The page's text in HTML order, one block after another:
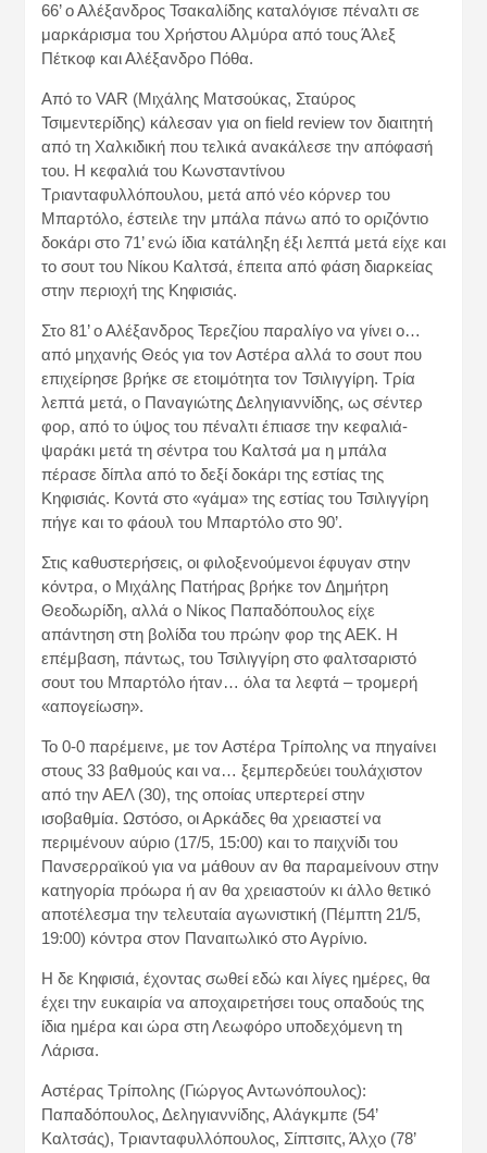
66’ ο Αλέξανδρος Τσακαλίδης καταλόγισε πέναλτι σε
μαρκάρισμα του Χρήστου Αλμύρα από τους Άλεξ
Πέτκοφ και Αλέξανδρο Πόθα.
Από το VAR (Μιχάλης Ματσούκας, Σταύρος
Τσιμεντερίδης) κάλεσαν για on field review τον διαιτητή
από τη Χαλκιδική που τελικά ανακάλεσε την απόφασή
του. Η κεφαλιά του Κωνσταντίνου
Τριανταφυλλόπουλου, μετά από νέο κόρνερ του
Μπαρτόλο, έστειλε την μπάλα πάνω από το οριζόντιο
δοκάρι στο 71’ ενώ ίδια κατάληξη έξι λεπτά μετά είχε και
το σουτ του Νίκου Καλτσά, έπειτα από φάση διαρκείας
στην περιοχή της Κηφισιάς.
Στο 81’ ο Αλέξανδρος Τερεζίου παραλίγο να γίνει ο…
από μηχανής Θεός για τον Αστέρα αλλά το σουτ που
επιχείρησε βρήκε σε ετοιμότητα τον Τσιλιγγίρη. Τρία
λεπτά μετά, ο Παναγιώτης Δεληγιαννίδης, ως σέντερ
φορ, από το ύψος του πέναλτι έπιασε την κεφαλιά-
ψαράκι μετά τη σέντρα του Καλτσά μα η μπάλα
πέρασε δίπλα από το δεξί δοκάρι της εστίας της
Κηφισιάς. Κοντά στο «γάμα» της εστίας του Τσιλιγγίρη
πήγε και το φάουλ του Μπαρτόλο στο 90’.
Στις καθυστερήσεις, οι φιλοξενούμενοι έφυγαν στην
κόντρα, ο Μιχάλης Πατήρας βρήκε τον Δημήτρη
Θεοδωρίδη, αλλά ο Νίκος Παπαδόπουλος είχε
απάντηση στη βολίδα του πρώην φορ της ΑΕΚ. Η
επέμβαση, πάντως, του Τσιλιγγίρη στο φαλτσαριστό
σουτ του Μπαρτόλο ήταν… όλα τα λεφτά – τρομερή
«απογείωση».
Το 0-0 παρέμεινε, με τον Αστέρα Τρίπολης να πηγαίνει
στους 33 βαθμούς και να… ξεμπερδεύει τουλάχιστον
από την ΑΕΛ (30), της οποίας υπερτερεί στην
ισοβαθμία. Ωστόσο, οι Αρκάδες θα χρειαστεί να
περιμένουν αύριο (17/5, 15:00) και το παιχνίδι του
Πανσερραϊκού για να μάθουν αν θα παραμείνουν στην
κατηγορία πρόωρα ή αν θα χρειαστούν κι άλλο θετικό
αποτέλεσμα την τελευταία αγωνιστική (Πέμπτη 21/5,
19:00) κόντρα στον Παναιτωλικό στο Αγρίνιο.
Η δε Κηφισιά, έχοντας σωθεί εδώ και λίγες ημέρες, θα
έχει την ευκαιρία να αποχαιρετήσει τους οπαδούς της
ίδια ημέρα και ώρα στη Λεωφόρο υποδεχόμενη τη
Λάρισα.
Αστέρας Τρίπολης (Γιώργος Αντωνόπουλος):
Παπαδόπουλος, Δεληγιαννίδης, Αλάγκμπε (54’
Καλτσάς), Τριανταφυλλόπουλος, Σίπτσιτς, Άλχο (78’